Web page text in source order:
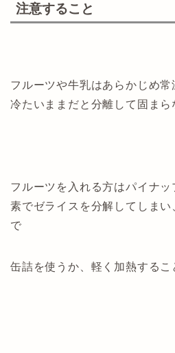
注意すること
フルーツや牛乳はあらかじめ常
冷たいままだと分離して固ま
フルーツを入れる方はパイナ
素でゼライスを分解してしま
で
缶詰を使うか、軽く加熱するこ